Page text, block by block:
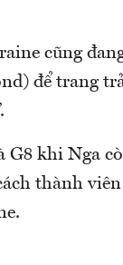
cũng
để trang
G8 khi Nga
thành